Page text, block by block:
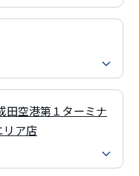
田空港第１ターミナ
リア店